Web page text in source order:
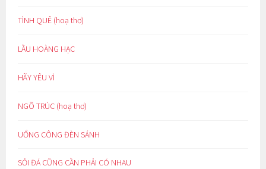
TÌNH QUÊ (hoạ thơ)
LẦU HOÀNG HẠC
HÃY YÊU VÌ
NGÕ TRÚC (hoạ thơ)
UỔNG CÔNG ĐÈN SÁNH
SỎI ĐÁ CŨNG CẦN PHẢI CÓ NHAU